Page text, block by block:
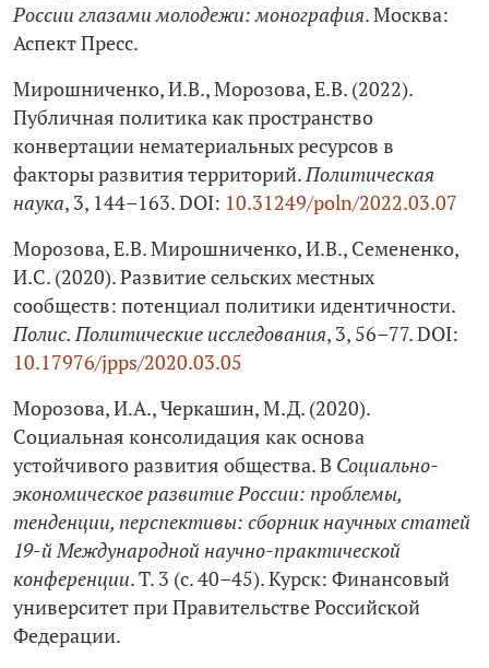
России глазами молодежи: монография. Москва:
Аспект Пресс.
Мирошниченко, И.В., Морозова, Е.В. (2022).
Публичная политика как пространство
конвертации нематериальных ресурсов в
факторы развития территорий.Политическая
наука, 3, 144–163. DOI: 10.31249/poln/2022.03.07
Морозова, Е.В. Мирошниченко, И.В., Семененко,
И.С. (2020). Развитие сельских местных
сообществ: потенциал политики идентичности.
Полис. Политические исследования, 3, 56–77. DOI:
10.17976/jpps/2020.03.05
Морозова, И.А., Черкашин, М.Д. (2020).
Социальная консолидация как основа
устойчивого развития общества. В Социально-
экономическое развитие России: проблемы,
тенденции, перспективы: сборник научных статей
19‑й Международной научно-практической
конференции. Т. 3 (с. 40–45). Курск: Финансовый
университет при Правительстве Российской
Федерации.